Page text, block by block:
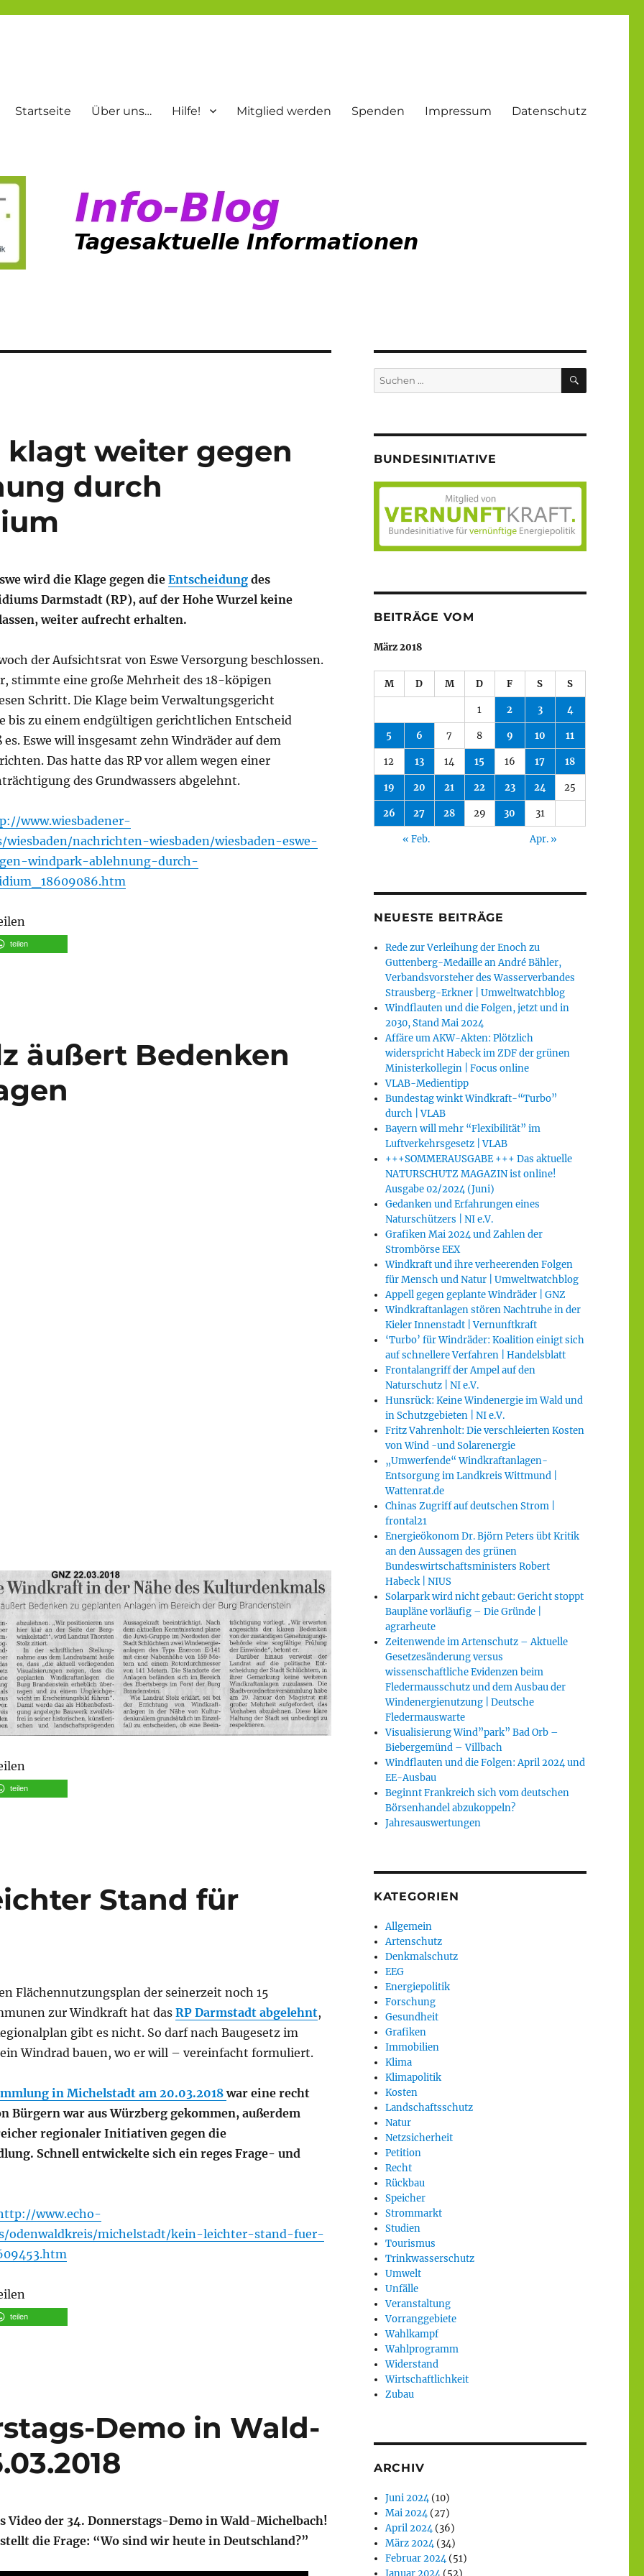
Startseite Über uns… Hilfe! Mitglied werden Spenden Impressum Datenschutz
klagt weiter gegen
durch
wird die Klage gegen dieEntscheidungdes
Darmstadt (RP), auf der Hohe Wurzel keine
weiter aufrecht erhalten.
der Aufsichtsrat von Eswe Versorgung beschlossen.
stimmte eine große Mehrheit des 18-köpigen
Schritt. Die Klage beim Verwaltungsgericht
bis zu einem endgültigen gerichtlichen Entscheid
Eswe will insgesamt zehn Windräder auf dem
Das hatte das RP vor allem wegen einer
des Grundwassers abgelehnt.
www.wiesbadener-
wiesbaden/nachrichten-wiesbaden/wiesbaden-eswe-
windpark-ablehnung-durch-
teilen
äußert Bedenken
teilen
Stand für
Flächennutzungsplan der seinerzeit noch 15
zur Windkraft hat das RP Darmstadt abgelehnt,
gibt es nicht. So darf nach Baugesetz im
Windrad bauen, wo er will – vereinfacht formuliert.
in Michelstadt am 20.03.2018war eine recht
Bürgern war aus Würzberg gekommen, außerdem
regionaler Initiativen gegen die
Schnell entwickelte sich ein reges Frage- und
www.echo-
odenwaldkreis/michelstadt/kein-leichter-stand-fuer-
teilen
Demo in Wald-
Video der 34. Donnerstags-Demo in Wald-Michelbach!
die Frage: “Wo sind wir heute in Deutschland?”
Suche
nach:
SUCHEN
BUNDESINITIATIVE
BEITRÄGE VOM
März 2018
M D M D F S S
1 2 3 4
5 6 7 8 9 10 11
12 13 14 15 16 17 18
19 20 21 22 23 24 25
26 27 28 29 30 31
« Feb. Apr. »
NEUESTE BEITRÄGE
Rede zur Verleihung der Enoch zu
Guttenberg-Medaille an André Bähler,
Verbandsvorsteher des Wasserverbandes
Strausberg-Erkner | Umweltwatchblog
Windflauten und die Folgen, jetzt und in
2030, Stand Mai 2024
Affäre um AKW-Akten: Plötzlich
widerspricht Habeck im ZDF der grünen
Ministerkollegin | Focus online
VLAB-Medientipp
Bundestag winkt Windkraft-“Turbo”
durch | VLAB
Bayern will mehr “Flexibilität” im
Luftverkehrsgesetz | VLAB
+++SOMMERAUSGABE +++ Das aktuelle
NATURSCHUTZ MAGAZIN ist online!
Ausgabe 02/2024 (Juni)
Gedanken und Erfahrungen eines
Naturschützers | NI e.V.
Grafiken Mai 2024 und Zahlen der
Strombörse EEX
Windkraft und ihre verheerenden Folgen
für Mensch und Natur | Umweltwatchblog
Appell gegen geplante Windräder | GNZ
Windkraftanlagen stören Nachtruhe in der
Kieler Innenstadt | Vernunftkraft
‘Turbo’ für Windräder: Koalition einigt sich
auf schnellere Verfahren | Handelsblatt
Frontalangriff der Ampel auf den
Naturschutz | NI e.V.
Hunsrück: Keine Windenergie im Wald und
in Schutzgebieten | NI e.V.
Fritz Vahrenholt: Die verschleierten Kosten
von Wind -und Solarenergie
„Umwerfende“ Windkraftanlagen-
Entsorgung im Landkreis Wittmund |
Wattenrat.de
Chinas Zugriff auf deutschen Strom |
frontal21
Energieökonom Dr. Björn Peters übt Kritik
an den Aussagen des grünen
Bundeswirtschaftsministers Robert
Habeck | NIUS
Solarpark wird nicht gebaut: Gericht stoppt
Baupläne vorläufig – Die Gründe |
agrarheute
Zeitenwende im Artenschutz – Aktuelle
Gesetzesänderung versus
wissenschaftliche Evidenzen beim
Fledermausschutz und dem Ausbau der
Windenergienutzung | Deutsche
Fledermauswarte
Visualisierung Wind”park” Bad Orb –
Biebergemünd – Villbach
Windflauten und die Folgen: April 2024 und
EE-Ausbau
Beginnt Frankreich sich vom deutschen
Börsenhandel abzukoppeln?
Jahresauswertungen
KATEGORIEN
Allgemein
Artenschutz
Denkmalschutz
EEG
Energiepolitik
Forschung
Gesundheit
Grafiken
Immobilien
Klima
Klimapolitik
Kosten
Landschaftsschutz
Natur
Netzsicherheit
Petition
Recht
Rückbau
Speicher
Strommarkt
Studien
Tourismus
Trinkwasserschutz
Umwelt
Unfälle
Veranstaltung
Vorranggebiete
Wahlkampf
Wahlprogramm
Widerstand
Wirtschaftlichkeit
Zubau
ARCHIV
Juni 2024(10)
Mai 2024(27)
April 2024(36)
März 2024(34)
Februar 2024(51)